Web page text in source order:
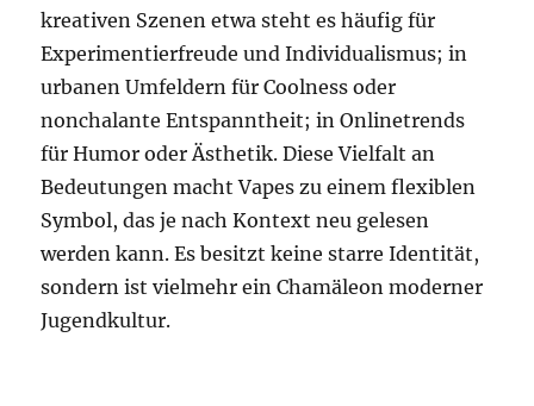
kreativen Szenen etwa steht es häufig für
Experimentierfreude und Individualismus; in
urbanen Umfeldern für Coolness oder
nonchalante Entspanntheit; in Onlinetrends
für Humor oder Ästhetik. Diese Vielfalt an
Bedeutungen macht Vapes zu einem flexiblen
Symbol, das je nach Kontext neu gelesen
werden kann. Es besitzt keine starre Identität,
sondern ist vielmehr ein Chamäleon moderner
Jugendkultur.